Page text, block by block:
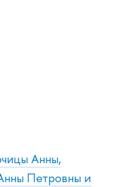
Анны,
Петровны и